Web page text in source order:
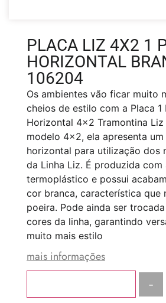
PLACA LIZ 4X2 1
HORIZONTAL
106204
Os ambientes vão ficar muito
cheios de estilo com a Placa 1
Horizontal 4×2 Tramontina Liz
modelo 4×2, ela apresenta
horizontal para utilização dos
da Linha Liz. É produzida com
termoplástico e possui
cor branca, característica que
poeira. Pode ainda ser
cores da linha, garantindo
muito mais estilo
mais informações
-